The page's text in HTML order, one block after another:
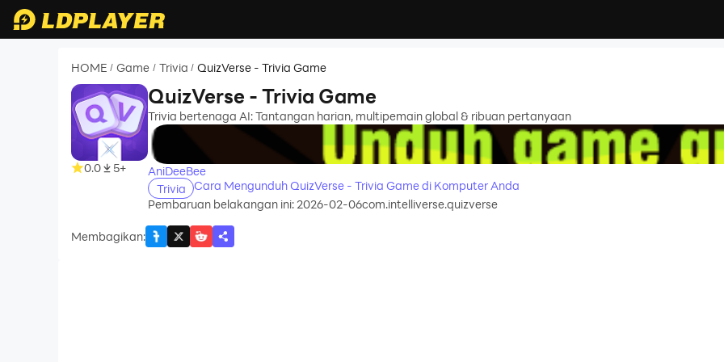
HOME / Game / Trivia / QuizVerse - Trivia Game
0.0 5+
QuizVerse - Trivia Game
Trivia bertenaga AI: Tantangan harian, multipemain global & ribuan pertanyaan
recommend
AniDeeBee
Trivia
Cara Mengunduh QuizVerse - Trivia Game di Komputer Anda
Pembaruan belakangan ini: 2026-02-06com.intelliverse.quizverse
Membagikan: